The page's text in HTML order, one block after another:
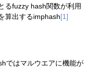
るfuzzy hash関数が利用
算出するimphash[1]
ではマルウエアに機能が